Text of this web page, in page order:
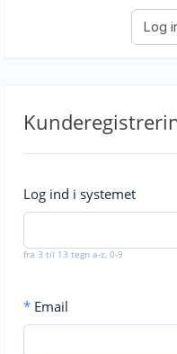
Log ind i systemet
fra 3 til 13 tegn a-z, 0-9
* Email